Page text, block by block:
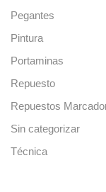
Pegantes
Pintura
Portaminas
Repuesto
Repuestos
Sin categorizar
Técnica